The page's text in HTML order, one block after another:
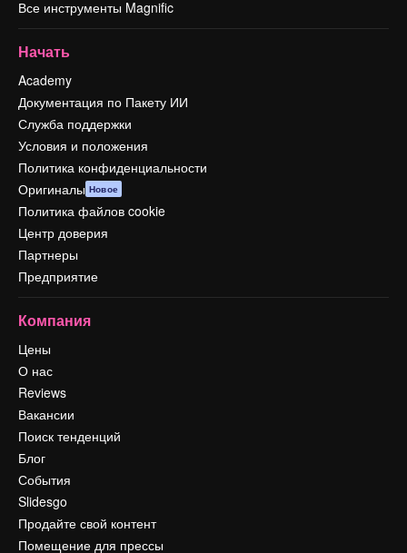
Все инструменты Magnific
Начать
Academy
Документация по Пакету ИИ
Служба поддержки
Условия и положения
Политика конфиденциальности
Оригиналы Новое
Политика файлов cookie
Центр доверия
Партнеры
Предприятие
Компания
Цены
О нас
Reviews
Вакансии
Поиск тенденций
Блог
События
Slidesgo
Продайте свой контент
Помещение для прессы